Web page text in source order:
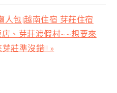
人包|越南住宿 芽莊住宿
、芽莊渡假村~~想要來
莊準沒錯!! »